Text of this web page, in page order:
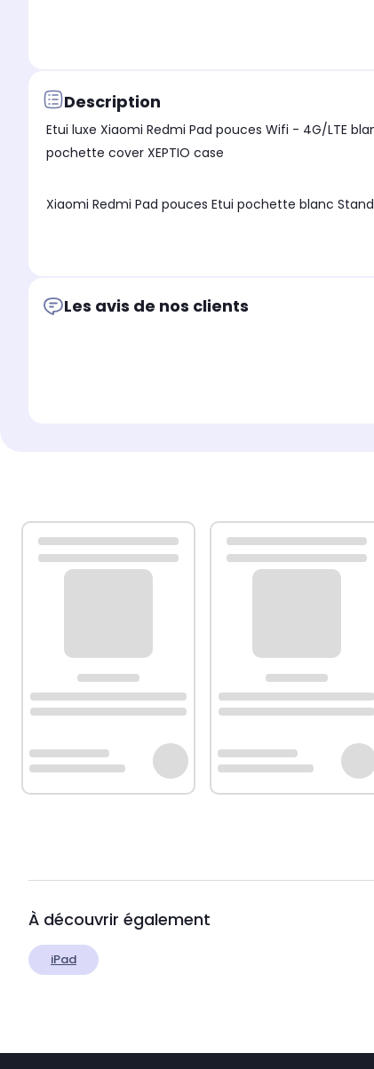
Description
Etui luxe Xiaomi Redmi Pad pouces Wifi - 4G/LTE blanc Ultra Slim Cuir PU avec stand - Housse coque de protection Nouvel Xiaomi Redmi Pad pouces Tablette - Accessoires
pochette cover XEPTIO case
Xiaomi Redmi Pad pouces Etui pochette blanc Stand
Les avis de nos clients
À découvrir également
iPad